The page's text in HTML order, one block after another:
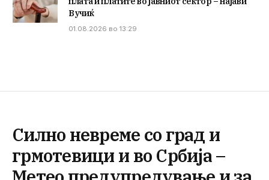
Вучиќ
01.08.2026 во 13:29
Силно невреме со град и
грмотевици и во Србија –